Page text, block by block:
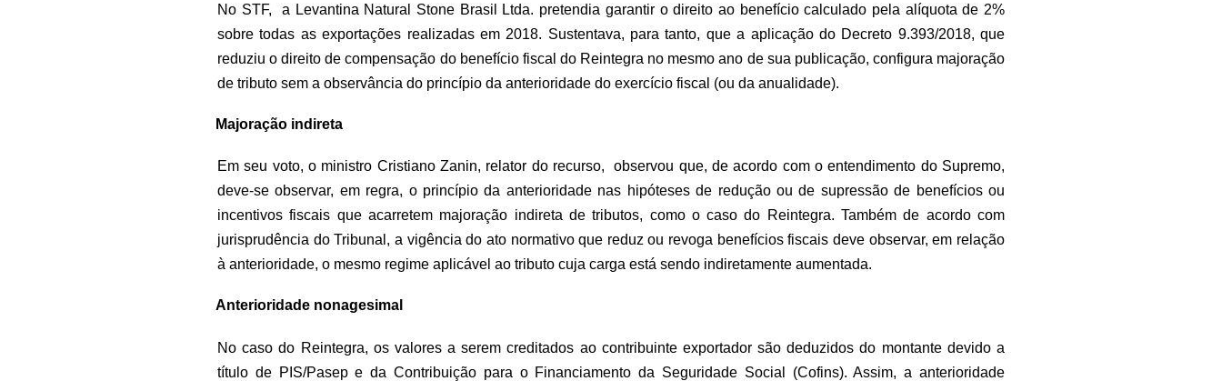
No STF, a Levantina Natural Stone Brasil Ltda. pretendia garantir o direito ao benefício calculado pela alíquota de 2%
sobre todas as exportações realizadas em 2018. Sustentava, para tanto, que a aplicação do Decreto 9.393/2018, que
reduziu o direito de compensação do benefício fiscal do Reintegra no mesmo ano de sua publicação, configura majoração
de tributo sem a observância do princípio da anterioridade do exercício fiscal (ou da anualidade).
Majoração indireta
Em seu voto, o ministro Cristiano Zanin, relator do recurso, observou que, de acordo com o entendimento do Supremo,
deve-se observar, em regra, o princípio da anterioridade nas hipóteses de redução ou de supressão de benefícios ou
incentivos fiscais que acarretem majoração indireta de tributos, como o caso do Reintegra. Também de acordo com
jurisprudência do Tribunal, a vigência do ato normativo que reduz ou revoga benefícios fiscais deve observar, em relação
à anterioridade, o mesmo regime aplicável ao tributo cuja carga está sendo indiretamente aumentada.
Anterioridade nonagesimal
No caso do Reintegra, os valores a serem creditados ao contribuinte exportador são deduzidos do montante devido a
título de PIS/Pasep e da Contribuição para o Financiamento da Seguridade Social (Cofins). Assim, a anterioridade